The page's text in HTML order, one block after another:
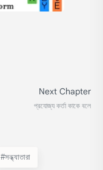
#সন্ধ্যাতারা